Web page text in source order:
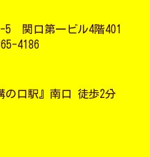
5 関口第一ビル4階401
4186
の口駅』南口 徒歩2分